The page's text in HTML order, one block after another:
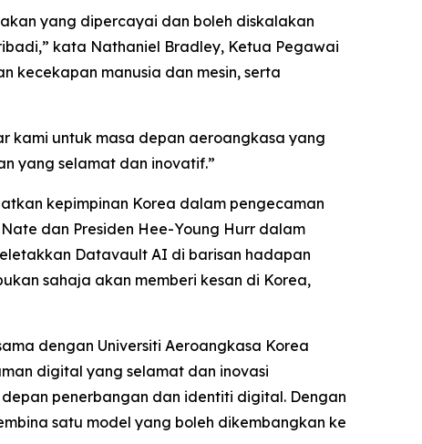
yang dipercayai dan boleh diskalakan
kata Nathaniel Bradley, Ketua Pegawai
kecekapan manusia dan mesin, serta
kami untuk masa depan aeroangkasa yang
yang selamat dan inovatif.”
kepimpinan Korea dalam pengecaman
dan Presiden Hee-Young Hurr dalam
Datavault AI di barisan hadapan
sahaja akan memberi kesan di Korea,
dengan Universiti Aeroangkasa Korea
digital yang selamat dan inovasi
penerbangan dan identiti digital. Dengan
satu model yang boleh dikembangkan ke